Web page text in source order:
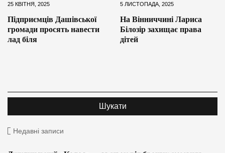
25 КВІТНЯ, 2025
Підприємців Дашівської
громади просять навести
лад біля
5 ЛИСТОПАДА, 2025
На Вінниччині Лариса
Білозір захищає права
дітей
Недавні записи